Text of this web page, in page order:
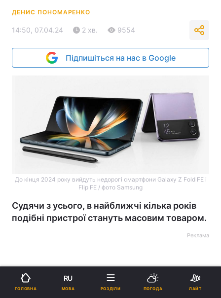
ДЕНИС ПОНОМАРЕНКО
14:50, 07.04.24 2 хв. 9554
Підпишіться на нас в Google
До кінця 2024 року вийдуть недорогі смартфони Galaxy Z Fold FE і
Flip FE / фото Samsung
Судячи з усього, в найближчі кілька років
подібні пристрої стануть масовим товаром.
Реклама
ГОЛОВНА
RU
МОВА РОЗДІЛИ ПОГОДА ЛАЙТ